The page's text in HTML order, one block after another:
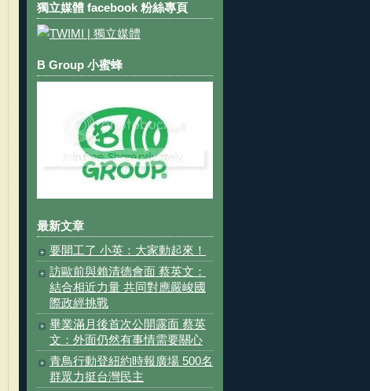
獨立媒體 facebook 粉絲專頁
B Group 小蜜蜂
最新文章
要開工了 小英：大家動起來！
訪歐前與賴清德會面 蔡英文：
結合相近力量 共同對應嚴峻國
際政經挑戰
畢業滿月後首次公開露面 蔡英
文：外面仍然有事情需要關心
青鳥行動登紐約時報廣場 500名
群眾力挺台灣民主